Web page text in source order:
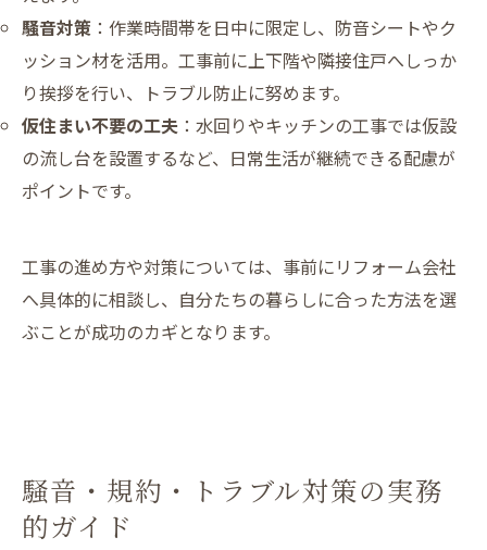
騒音対策 ：作業時間帯を日中に限定し、防音シートやク
ッション材を活用。工事前に上下階や隣接住戸へしっか
り挨拶を行い、トラブル防止に努めます。
仮住まい不要の工夫 ：水回りやキッチンの工事では仮設
の流し台を設置するなど、日常生活が継続できる配慮が
ポイントです。
工事の進め方や対策については、事前にリフォーム会社
へ具体的に相談し、自分たちの暮らしに合った方法を選
ぶことが成功のカギとなります。
騒音・規約・トラブル対策の実務
的ガイド